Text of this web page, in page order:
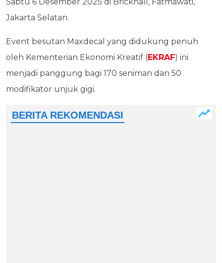
Jakarta Selatan.
Event besutan Maxdecal yang didukung penuh
oleh Kementerian Ekonomi Kreatif (EKRAF) ini
menjadi panggung bagi 170 seniman dan 50
modifikator unjuk gigi.